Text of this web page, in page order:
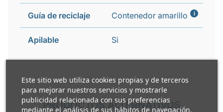
Este sitio web utiliza cookies propias y de terceros
para mejorar nuestros servicios y mostrarle
publicidad relacionada con sus preferencias
mediante el análisis de sus hábitos de navegación.
Guía de reciclaje Contenedor amarillo i
Apilable Si
PRODUCTOS ALTERNATIVOS